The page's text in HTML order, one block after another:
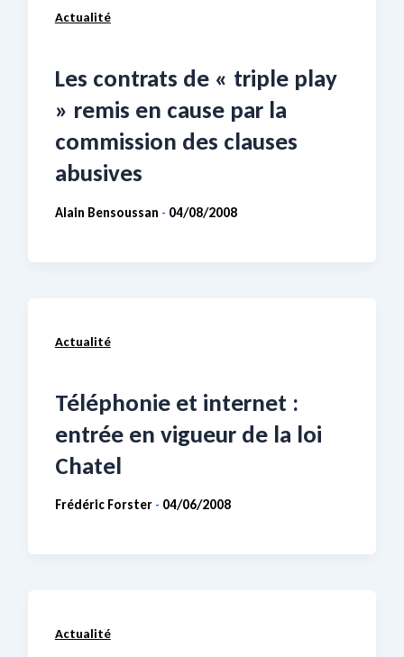
Actualité
Les contrats de « triple play
» remis en cause par la
commission des clauses
abusives
Alain Bensoussan - 04/08/2008
Actualité
Téléphonie et internet :
entrée en vigueur de la loi
Chatel
Frédéric Forster - 04/06/2008
Actualité